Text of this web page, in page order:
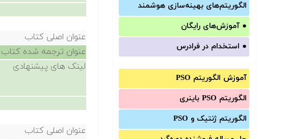
الگوریتم‌های بهینه‌سازی هوشمند
● آموزش‌های رایگان
● استخدام در فرادرس
آموزش الگوریتم PSO
الگوریتم PSO باینری
الگوریتم ژنتیک و PSO
عنوان اصلی کتاب
عنوان ترجمه شده کتاب
لینک های پیشنهادی
عنوان اصلی کتاب